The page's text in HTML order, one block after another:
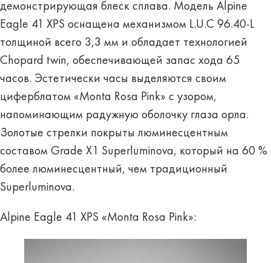
демонстрирующая блеск сплава. Модель Alpine
Eagle 41 XPS оснащена механизмом L.U.C 96.40-L
толщиной всего 3,3 мм и обладает технологией
Chopard twin, обеспечивающей запас хода 65
часов. Эстетически часы выделяются своим
циферблатом «Monta Rosa Pink» с узором,
напоминающим радужную оболочку глаза орла.
Золотые стрелки покрыты люминесцентным
составом Grade X1 Superluminova, который на 60 %
более люминесцентный, чем традиционный
Superluminova.
Alpine Eagle 41 XPS «Monta Rosa Pink»: